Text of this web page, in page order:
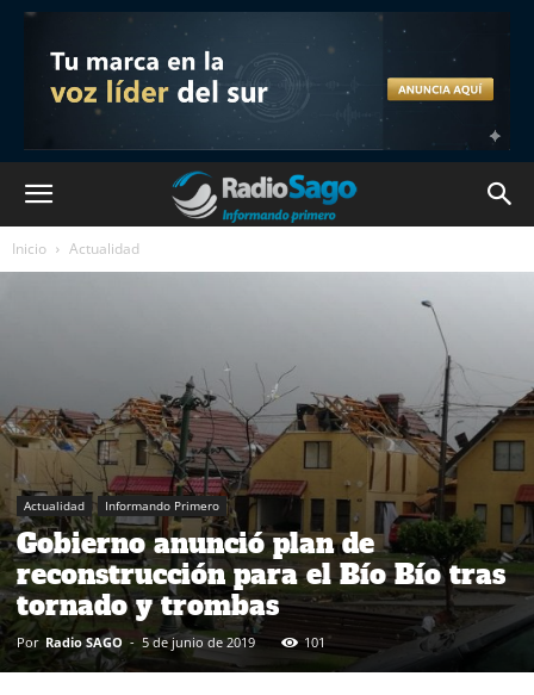
Inicio Actualidad
Actualidad Informando Primero
Gobierno anunció plan de
reconstrucción para el Bío Bío tras
tornado y trombas
Por Radio SAGO - 5 de junio de 2019 101